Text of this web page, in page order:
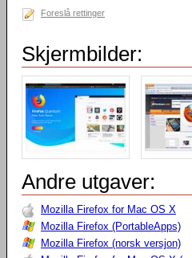
Foreslå rettinger
Skjermbilder:
Andre utgaver:
Mozilla Firefox for Mac OS X
Mozilla Firefox (PortableApps)
Mozilla Firefox (norsk versjon)